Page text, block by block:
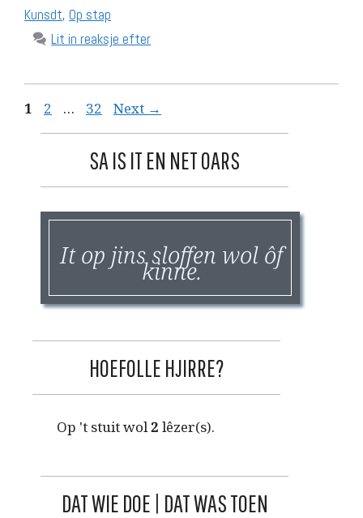
Kunsdt, Op stap
Lit in reaksje efter
Page
1 Page
2 … Page
32 Next →
SA IS IT EN NET OARS
It op jins sloffen wol ôf
kinne.
HOEFOLLE HJIRRE?
Op 't stuit wol2 lêzer(s).
DAT WIE DOE | DAT WAS TOEN